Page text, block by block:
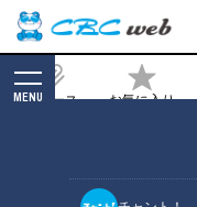
ニュース お気に入り
MENU
の鍋が新登場